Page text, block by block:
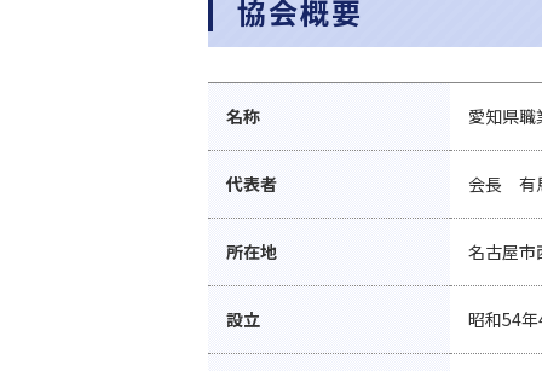
協会概要
名称 愛知県
代表者 会長 有
所在地 名古屋
設立 昭和54